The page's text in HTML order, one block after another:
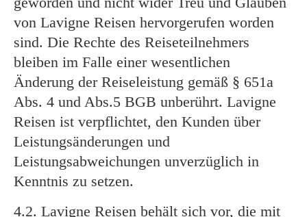
von Lavigne Reisen hervorgerufen worden
sind. Die Rechte des Reiseteilnehmers
bleiben im Falle einer wesentlichen
Änderung der Reiseleistung gemäß § 651a
Abs. 4 und Abs.5 BGB unberührt. Lavigne
Reisen ist verpflichtet, den Kunden über
Leistungsänderungen und
Leistungsabweichungen unverzüglich in
Kenntnis zu setzen.
4.2. Lavigne Reisen behält sich vor, die mit